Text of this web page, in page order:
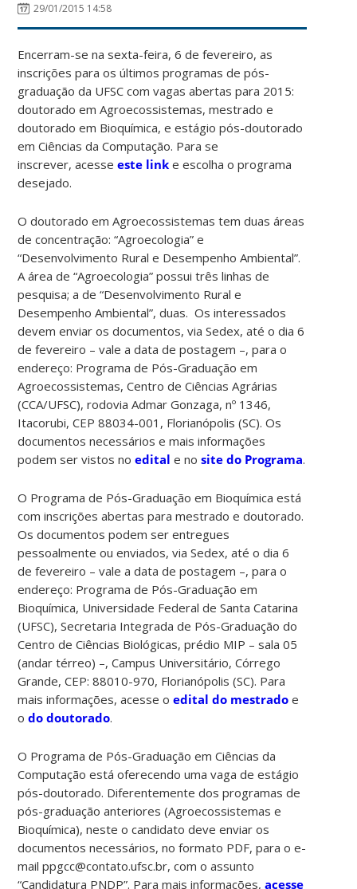
29/01/2015 14:58
Encerram-se na sexta-feira, 6 de fevereiro, as
inscrições para os últimos programas de pós-
graduação da UFSC com vagas abertas para 2015:
doutorado em Agroecossistemas, mestrado e
doutorado em Bioquímica, e estágio pós-doutorado
em Ciências da Computação. Para se
inscrever, acesseeste link e escolha o programa
desejado.
O doutorado em Agroecossistemas tem duas áreas
de concentração: “Agroecologia” e
“Desenvolvimento Rural e Desempenho Ambiental”.
A área de “Agroecologia” possui três linhas de
pesquisa; a de “Desenvolvimento Rural e
Desempenho Ambiental”, duas. Os interessados
devem enviar os documentos, via Sedex, até o dia 6
de fevereiro – vale a data de postagem –, para o
endereço: Programa de Pós-Graduação em
Agroecossistemas, Centro de Ciências Agrárias
(CCA/UFSC), rodovia Admar Gonzaga, nº 1346,
Itacorubi, CEP 88034-001, Florianópolis (SC). Os
documentos necessários e mais informações
podem ser vistos noedital e nosite do Programa.
O Programa de Pós-Graduação em Bioquímica está
com inscrições abertas para mestrado e doutorado.
Os documentos podem ser entregues
pessoalmente ou enviados, via Sedex, até o dia 6
de fevereiro – vale a data de postagem –, para o
endereço: Programa de Pós-Graduação em
Bioquímica, Universidade Federal de Santa Catarina
(UFSC), Secretaria Integrada de Pós-Graduação do
Centro de Ciências Biológicas, prédio MIP – sala 05
(andar térreo) –, Campus Universitário, Córrego
Grande, CEP: 88010-970, Florianópolis (SC). Para
mais informações, acesse oedital do mestrado e
odo doutorado.
O Programa de Pós-Graduação em Ciências da
Computação está oferecendo uma vaga de estágio
pós-doutorado. Diferentemente dos programas de
pós-graduação anteriores (Agroecossistemas e
Bioquímica), neste o candidato deve enviar os
documentos necessários, no formato PDF, para o e-
mail ppgcc@contato.ufsc.br, com o assunto
“Candidatura PNDP”. Para mais informações,acesse